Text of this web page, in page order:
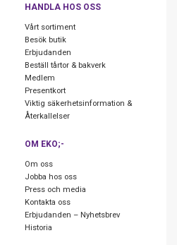
HANDLA HOS OSS
Vårt sortiment
Besök butik
Erbjudanden
Beställ tårtor & bakverk
Medlem
Presentkort
Viktig säkerhetsinformation &
Återkallelser
OM EKO;-
Om oss
Jobba hos oss
Press och media
Kontakta oss
Erbjudanden – Nyhetsbrev
Historia